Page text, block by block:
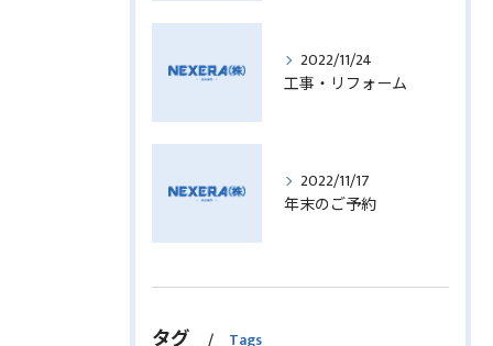
2022/11/24
工事・リフォーム
2022/11/17
年末のご予約
タグ Tags